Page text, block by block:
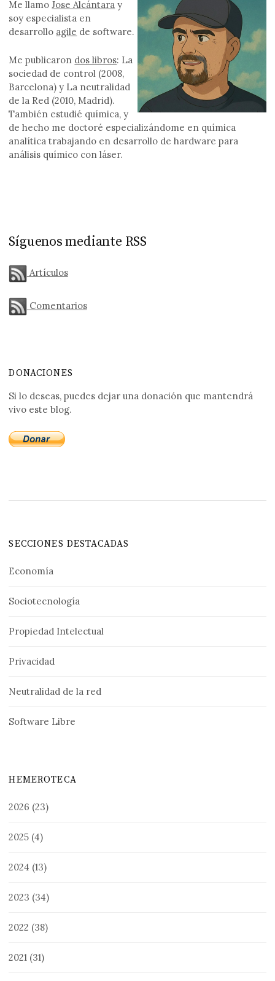
Me llamoJose Alcántara y
soy especialista en
desarrollo agile de software.
Me publicaron dos libros: La
sociedad de control (2008,
Barcelona) y La neutralidad
de la Red (2010, Madrid).
También estudié química, y
de hecho me doctoré especializándome en química
analítica trabajando en desarrollo de hardware para
análisis químico con láser.
Síguenos mediante RSS
Artículos
Comentarios
DONACIONES
Si lo deseas, puedes dejar una donación que mantendrá
vivo este blog.
SECCIONES DESTACADAS
Economía
Sociotecnología
Propiedad Intelectual
Privacidad
Neutralidad de la red
Software Libre
HEMEROTECA
2026 (23)
2025 (4)
2024 (13)
2023 (34)
2022 (38)
2021 (31)